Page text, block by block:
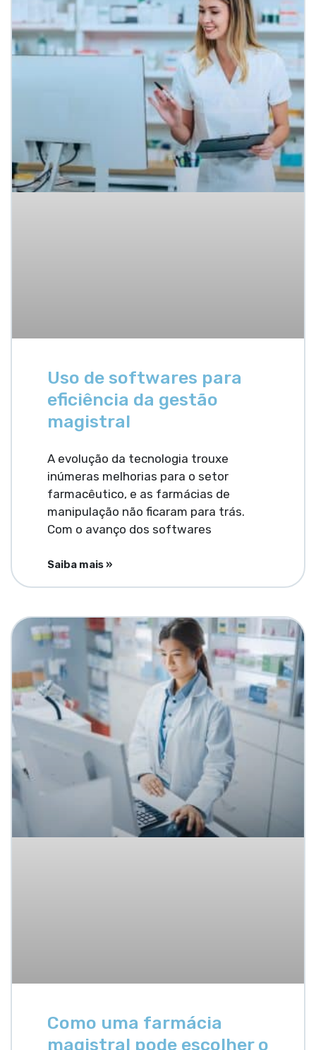
Uso de softwares para
eficiência da gestão
magistral
A evolução da tecnologia trouxe
inúmeras melhorias para o setor
farmacêutico, e as farmácias de
manipulação não ficaram para trás.
Com o avanço dos softwares
Saiba mais »
Como uma farmácia
magistral pode escolher o